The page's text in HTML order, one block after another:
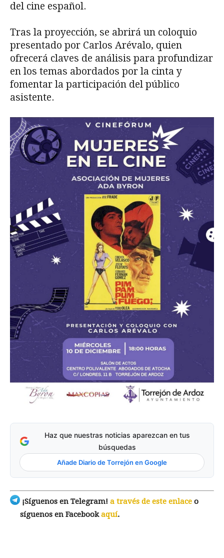
del cine español.
Tras la proyección, se abrirá un coloquio
presentado por Carlos Arévalo, quien
ofrecerá claves de análisis para profundizar
en los temas abordados por la cinta y
fomentar la participación del público
asistente.
Haz que nuestras noticias aparezcan en tus
búsquedas
Añade Diario de Torrejón en Google
¡Síguenos en Telegram! a través de este enlace o
síguenos en Facebookaquí.